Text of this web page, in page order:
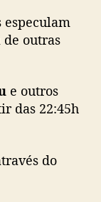
s
a
p
s
2022
especulam
de outras
e outros
das 22:45h
do